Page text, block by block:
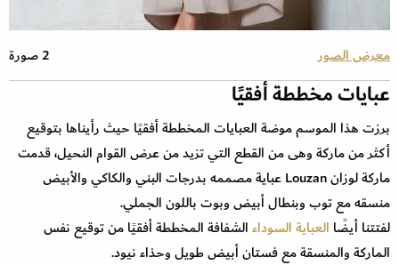
معرض الصور 2 صورة
عبايات مخططة أفقيًا
برزت هذا الموسم موضة العبايات المخططة أفقيًا حيث رأيناها بتوقيع
أكثر من ماركة وهى من القطع التي تزيد من عرض القوام النحيل، قدمت
ماركة لوزان Louzan عباية مصممه بدرجات البني والكاكي والأبيض
منسقه مع توب وبنطال أبيض وبوت باللون الجملي.
لفتتنا أيضًا العباية السوداءالشفافة المخططة أفقيًا من توقيع نفس
الماركة والمنسقة مع فستان أبيض طويل وحذاء نيود.